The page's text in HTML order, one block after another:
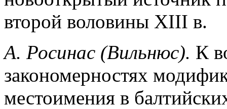
второй воловины XIII в.
А. Росинас (Вильнюс). К
закономерностях
местоимения в